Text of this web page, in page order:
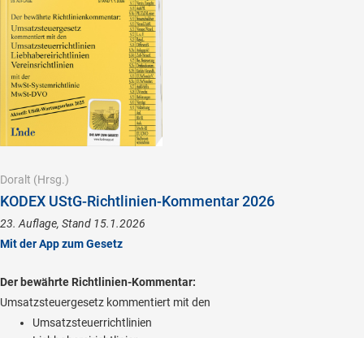
Doralt (Hrsg.)
KODEX UStG-Richtlinien-Kommentar 2026
23. Auflage, Stand 15.1.2026
Mit der App zum Gesetz
Der bewährte Richtlinien-Kommentar:
Umsatzsteuergesetz kommentiert mit den
Umsatzsteuerrichtlinien